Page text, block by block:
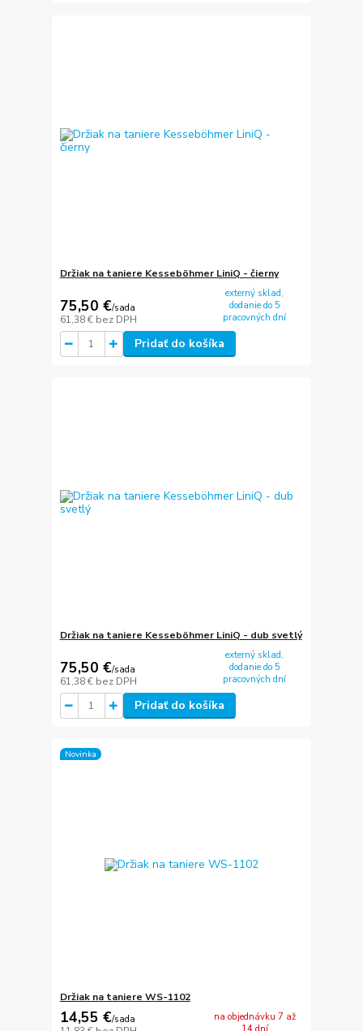
Držiak na taniere Kesseböhmer LiniQ - čierny
75,50 €/sada
61,38 € bez DPH
externý sklad,
dodanie do 5
pracovných dní
Pridať do košíka
Držiak na taniere Kesseböhmer LiniQ - dub svetlý
75,50 €/sada
61,38 € bez DPH
externý sklad,
dodanie do 5
pracovných dní
Pridať do košíka
Novinka
Držiak na taniere WS-1102
14,55 €/sada
na objednávku 7 až